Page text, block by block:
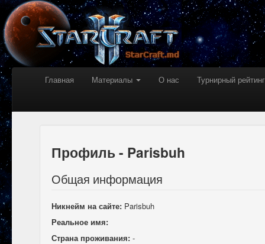
Главная Материалы О нас Турнирный рейтинг
Профиль - Parisbuh
Общая информация
Никнейм на сайте: Parisbuh
Реальное имя:
Страна проживания: -